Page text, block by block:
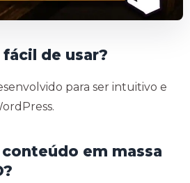
fácil de usar?
para ser intuitivo e
em massa